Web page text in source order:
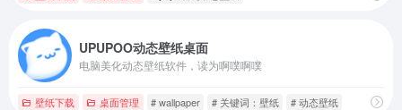
UPUPOO动态壁纸桌面
电脑美化动态壁纸软件，读为啊噗啊噗
壁纸下载 桌面管理 # wallpaper # 关键词：壁纸 # 动态壁纸